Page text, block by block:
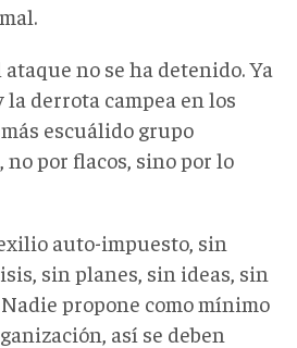
no se ha detenido. Ya
la derrota campea en los
escuálido grupo
por flacos, sino por lo
auto-impuesto, sin
sin planes, sin ideas, sin
propone como mínimo
así se deben